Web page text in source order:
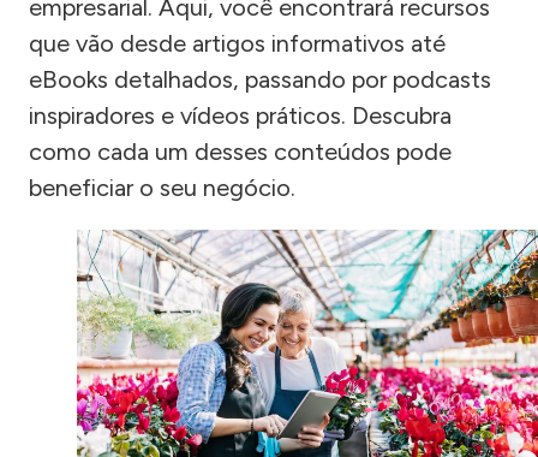
empresarial. Aqui, você encontrará recursos
que vão desde artigos informativos até
eBooks detalhados, passando por podcasts
inspiradores e vídeos práticos. Descubra
como cada um desses conteúdos pode
beneficiar o seu negócio.